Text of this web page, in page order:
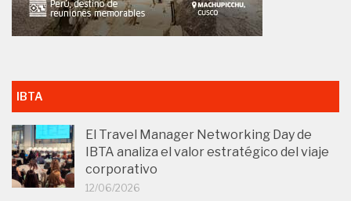
IBTA
El Travel Manager Networking Day de
IBTA analiza el valor estratégico del viaje
corporativo
12/06/2026